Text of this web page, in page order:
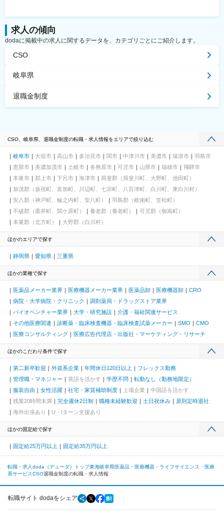
求人の傾向
dodaに掲載中の求人に関するデータを、カテゴリごとにご紹介します。
CSO
岐阜県
退職金制度
CSO、岐阜県、退職金制度の転職・求人情報をエリアで絞り込む
岐阜市 大垣市 高山市 多治見市 関市 中津川市 美濃市 瑞浪市
羽島市
恵那市
美濃加茂市 土岐市 各務原市 可児市 山県市 瑞穂市
飛騨市
本巣市
郡上市 下呂市 海津市
揖斐郡（揖斐川町、大野町、池田町）
加茂郡（坂祝町、富加町、川辺町、七宗町、八百津町、白川町、東白川村）
安八郡（神戸町、輪之内町、安八町）
羽島郡（岐南町、笠松町）
不破郡（垂井町、関ケ原町）
養老郡（養老町）
可児郡（御嵩町）
本巣郡（北方町）
大野郡（白川村）
ほかのエリアで探す
静岡県 愛知県 三重県
ほかの業種で探す
医薬品メーカー業界 医療機器メーカー業界 医薬品卸 医療機器卸
CRO
病院・大学病院・クリニック
調剤薬局・ドラッグストア業界
バイオベンチャー業界
大学・研究施設
介護・福祉関連サービス
その他医療関連
診断薬・臨床検査機器・臨床検査試薬メーカー SMO
CMO
医療コンサルティング
医療広告代理店・出版社・マーケティング・リサーチ
ほかのこだわり条件で探す
第二新卒歓迎 外資系企業 年間休日120日以上
フレックス勤務
管理職・マネジャー
英語を活かす 学歴不問
転勤なし（勤務地限定）
服装自由
女性活躍 社宅・家賃補助制度 上場企業
中国語を活かす
残業20時間未満
完全週休2日制 職種未経験歓迎 土日祝休み
原則定時退社
海外出張あり
U・Iターン支援あり
ほかの固定給で探す
固定給25万円以上 固定給35万円以上
転職・求人doda（デューダ）トップ東海岐阜県医薬品・医療機器・ライフサイエンス・医療
系サービスCSO退職金制度の転職・求人情報
転職サイト dodaをシェア